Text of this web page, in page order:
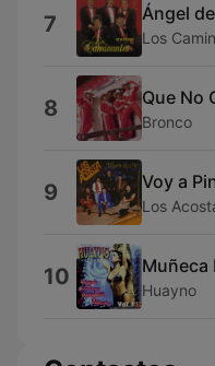
7 Ángel
Los
8 Que No
Bronco
9 Voy a
Los
10 Muñeca
Huayno